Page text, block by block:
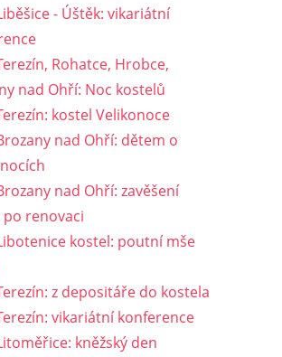
- Úštěk: vikariátní
Rohatce, Hrobce,
nad Ohří: Noc kostelů
kostel Velikonoce
nad Ohří: dětem o
nad Ohří: zavěšení
po renovaci
kostel: poutní mše
z depositáře do kostela
vikariátní konference
kněžský den